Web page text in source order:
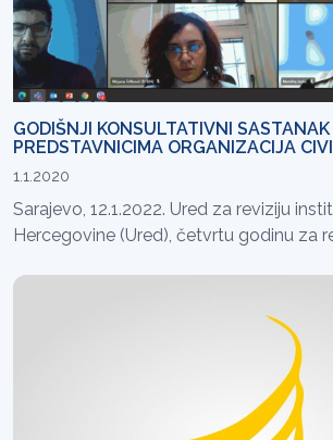
GODIŠNJI KONSULTATIVNI
PREDSTAVNICIMA ORGANIZACIJA
1.1.2020
Sarajevo, 12.1.2022. Ured za reviziju
Hercegovine (Ured), četvrtu godinu za